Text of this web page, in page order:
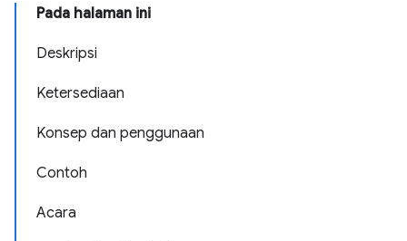
Pada halaman ini
Deskripsi
Ketersediaan
Konsep dan penggunaan
Contoh
Acara